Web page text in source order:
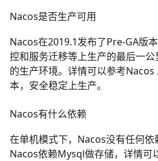
Nacos是否生产可用
Nacos在2019.1发布了Pre-GA版
控和服务迁移等上生产的最后一
的生产环境。详情可以参考Nacos
本，安全稳定上生产。
Nacos有什么依赖
在单机模式下，Nacos没有任何依
Nacos依赖Mysql做存储，详情可